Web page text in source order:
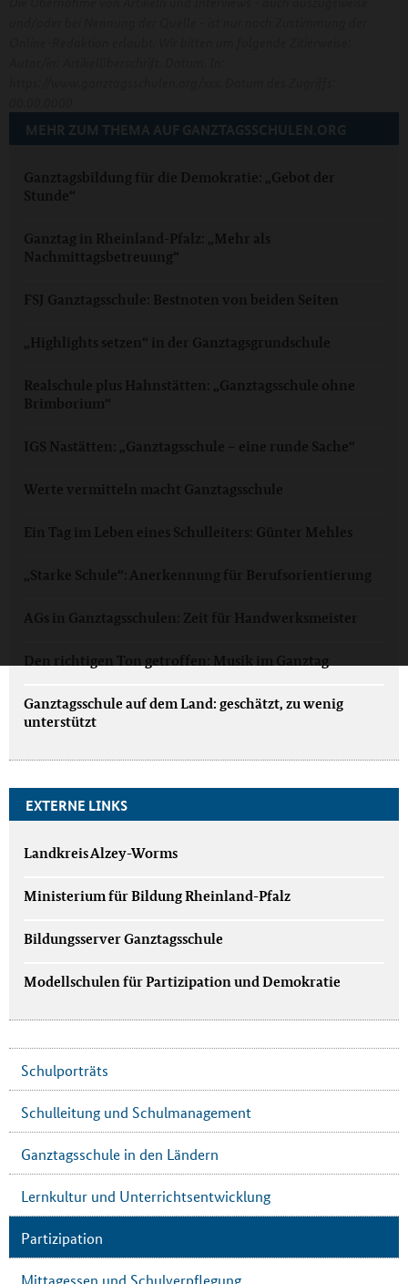
MEHR ZUM THEMA AUF GANZTAGSSCHULEN.ORG
Ganztagsbildung für die Demokratie: „Gebot der
Stunde“
Ganztag in Rheinland-Pfalz: „Mehr als
Nachmittagsbetreuung“
FSJ Ganztagsschule: Bestnoten von beiden Seiten
„Highlights setzen“ in der Ganztagsgrundschule
Realschule plus Hahnstätten: „Ganztagsschule ohne
Brimborium“
IGS Nastätten: „Ganztagsschule – eine runde Sache“
Werte vermitteln macht Ganztagsschule
Ein Tag im Leben eines Schulleiters: Günter Mehles
„Starke Schule“: Anerkennung für Berufsorientierung
AGs in Ganztagsschulen: Zeit für Handwerksmeister
Den richtigen Ton getroffen: Musik im Ganztag
Ganztagsschule auf dem Land: geschätzt, zu wenig
unterstützt
EXTERNE LINKS
Landkreis Alzey-Worms
Ministerium für Bildung Rheinland-Pfalz
Bildungsserver Ganztagsschule
Modellschulen für Partizipation und Demokratie
Schulporträts
Schulleitung und Schulmanagement
Ganztagsschule in den Ländern
Lernkultur und Unterrichtsentwicklung
Partizipation
Mittagessen und Schulverpflegung